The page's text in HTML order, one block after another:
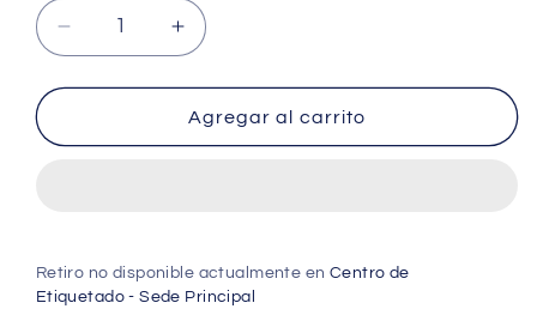
Reducir
cantidad
para
de
x
rollo)
Aumentar
cantidad
para
Rollo
de
x
rollo)
Agregar al carrito
Retiro no disponible actualmente en Centro de
Etiquetado - Sede Principal